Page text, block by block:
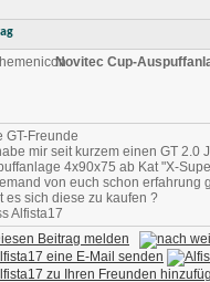
Novitec Cup-
GT-Freunde
mir seit kurzem einen GT
4x90x75 ab Kat "X-
von euch schon erfahrung
es sich diese zu kaufen ?
Alfista17